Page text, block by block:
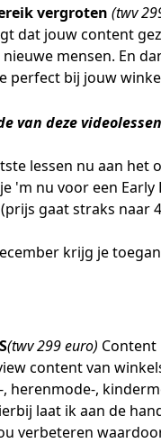
vergroten (twv
dat jouw content
mensen. En
perfect bij jouw
van deze
lessen nu aan het
'm nu voor een Early
gaat straks naar
krijg je
(twv 299 euro) Content
content van
herenmode-,
laat ik aan de
verbeteren